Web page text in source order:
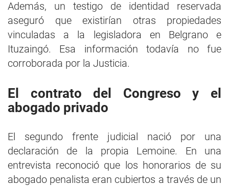
Además, un testigo de identidad reservada
aseguró que existirían otras propiedades
vinculadas a la legisladora en Belgrano e
Ituzaingó. Esa información todavía no fue
corroborada por la Justicia.
El contrato del Congreso y el
abogado privado
El segundo frente judicial nació por una
declaración de la propia Lemoine. En una
entrevista reconoció que los honorarios de su
abogado penalista eran cubiertos a través de un